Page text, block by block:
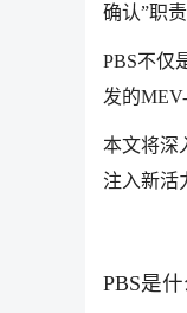
确认”职
PBS不仅
发的
本文将深
注入新活
PBS是